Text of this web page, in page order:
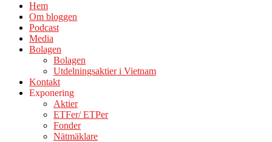
Hem
Om bloggen
Podcast
Media
Bolagen
Bolagen
Utdelningsaktier i Vietnam
Kontakt
Exponering
Aktier
ETFer/ ETPer
Fonder
Nätmäklare